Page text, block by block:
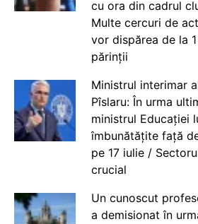
cu ora din cadrul
Multe cercuri de
vor dispărea de la
părinții
Ministrul interimar
Pîslaru: În urma
ministrul Educației
îmbunătățite față
pe 17 iulie /
crucial
Un cunoscut
a demisionat în